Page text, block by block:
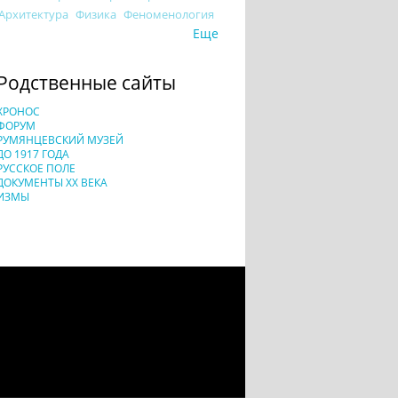
Физика Феноменология
Еще
сайты
МУЗЕЙ
1917 ГОДА
ПОЛЕ
XX ВЕКА